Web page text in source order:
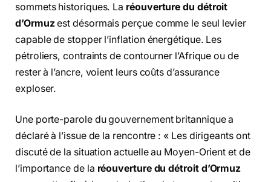
sommets historiques. La réouverture du détroit
d’Ormuzest désormais perçue comme le seul levier
capable de stopper l’inflation énergétique. Les
pétroliers, contraints de contourner l’Afrique ou de
rester à l’ancre, voient leurs coûts d’assurance
exploser.
Une porte-parole du gouvernement britannique a
déclaré à l’issue de la rencontre : « Les dirigeants ont
discuté de la situation actuelle au Moyen-Orient et de
l’importance de la réouverture du détroit d’Ormuz